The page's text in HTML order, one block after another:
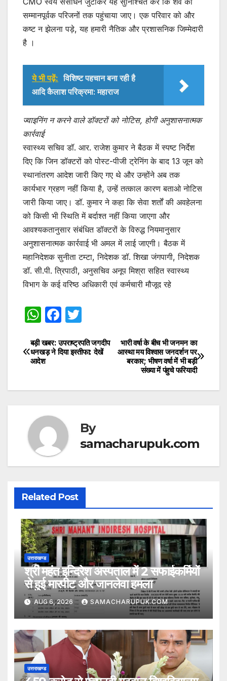
सम्मानपूर्वक परिजनों तक पहुंचाया जाए। एक परिवार को और
कष्ट न झेलना पड़े, यह हमारी नैतिक और प्रशासनिक जिम्मेदारी
है ।
ये भी पढ़ें: विशिष्ट पहचान बना रही है
आदि कैलाश परिक्रमा: महाराज
ज्वाइनिंग न करने वाले डॉक्टरों को नोटिस, होगी अनुशासनात्मक
कार्रवाई
स्वास्थ्य सचिव डॉ. आर. राजेश कुमार ने बैठक में स्पष्ट निर्देश
दिए कि जिन डॉक्टरों को पोस्ट-पीजी ट्रेनिंग के बाद 13 जून को
स्थानांतरण आदेश जारी किए गए थे और उन्होंने अब तक
कार्यभार ग्रहण नहीं किया है, उन्हें तत्काल कारण बताओ नोटिस
जारी किया जाए। डॉ. कुमार ने कहा कि सेवा शर्तों की अवहेलना
को किसी भी स्थिति में बर्दाश्त नहीं किया जाएगा और
आवश्यकतानुसार संबंधित डॉक्टरों के विरुद्ध नियमानुसार
अनुशासनात्मक कार्रवाई भी अमल में लाई जाएगी। बैठक में
महानिदेशक सुनीता टम्टा, निदेशक डॉ. शिखा जंगपागी, निदेशक
डॉ. सी.पी. त्रिपाठी, अनुसचिव अनूप मिश्रा सहित स्वास्थ्य
विभाग के कई वरिष्ठ अधिकारी एवं कर्मचारी मौजूद रहे
W
at
s
p
p
F
c
o
k
itt
Post
navigation
भारी वर्षा के बीच भी जनमन का
आस्था मय विश्वास जनदर्शन पर
बरकार; भीषण वर्षा में भी बड़ी
संख्या में पंहुचे फरियादी
बड़ी खबर: उपराष्ट्रपति जगदीप
धनखड़ ने दिया इस्तीफा: देखें
आदेश
By
samacharupuk.com
Related Post
उत्तराखण्ड
श्री महंत इन्दिरेश अस्पताल में 2 सफाईकर्मियों
से हुई मारपीट और जानलेवा हमला
AUG 6, 2026 SAMACHARUPUK.COM
उत्तराखण्ड